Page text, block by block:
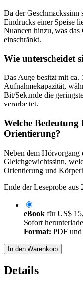
Da der Geschmackssinn
Eindrucks einer Speise
Nuancen hinzu, was das
einschränkt.
Wie unterscheidet
Das Auge besitzt mit ca.
Aufnahmekapazität,
Bit/Sekunde die
verarbeitet.
Welche
Orientierung?
Neben dem Hörvorgang
Gleichgewichtssinn,
Orientierung und
Ende der Leseprobe aus
eBook fürUS$
Sofort
Format: PDF
In den Warenkorb
Details